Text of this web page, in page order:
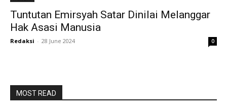
Tuntutan Emirsyah Satar Dinilai Melanggar
Hak Asasi Manusia
Redaksi - 28 June 2024 0
MOST READ